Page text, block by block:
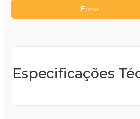
Enviar
Especificações